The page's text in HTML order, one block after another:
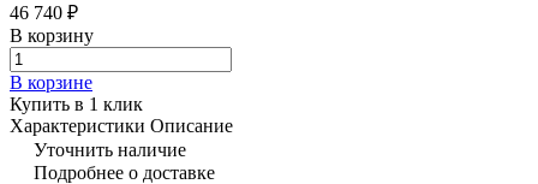
46 740 ₽
В корзину
В корзине
Купить в 1 клик
Характеристики Описание
Уточнить наличие
Подробнее о доставке